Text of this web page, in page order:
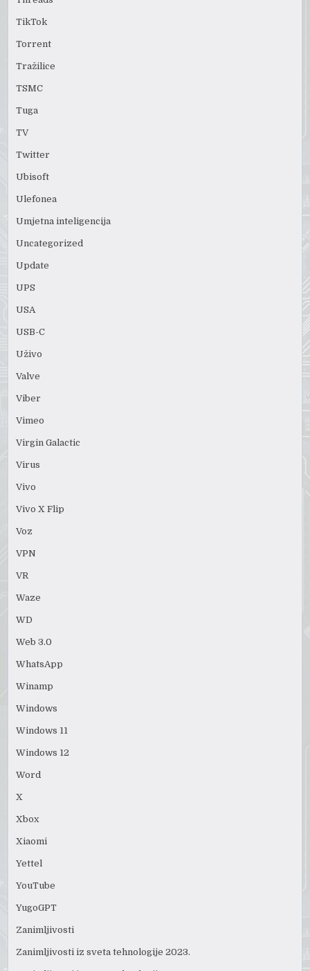
TikTok
Torrent
Tražilice
TSMC
Tuga
TV
Twitter
Ubisoft
Ulefonea
Umjetna inteligencija
Uncategorized
Update
UPS
USA
USB-C
Uživo
Valve
Viber
Vimeo
Virgin Galactic
Virus
Vivo
Vivo X Flip
Voz
VPN
VR
Waze
WD
Web 3.0
WhatsApp
Winamp
Windows
Windows 11
Windows 12
Word
X
Xbox
Xiaomi
Yettel
YouTube
YugoGPT
Zanimljivosti
Zanimljivosti iz sveta tehnologije 2023.